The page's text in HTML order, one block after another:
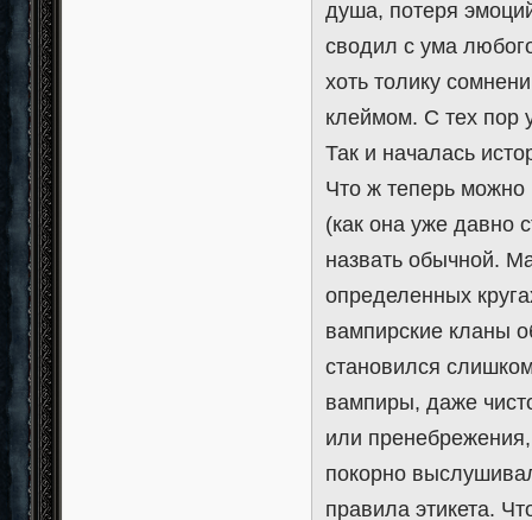
душа, потеря
сводил с ума
хоть толику
клеймом. С тех пор
Так и началась
Что ж теперь
(как она уже давно
назвать обычной.
определенных
вампирские кланы
становился
вампиры, даже
или
покорно
правила этикета.